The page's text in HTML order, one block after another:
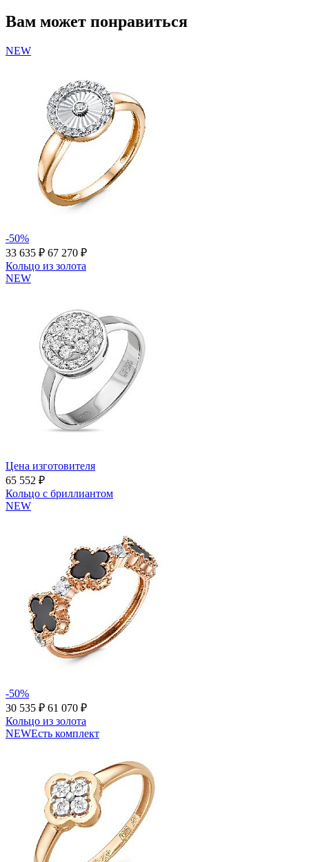
Вам может понравиться
NEW
-50%
33 635 ₽ 67 270 ₽
Кольцо из золота
NEW
Цена изготовителя
65 552 ₽
Кольцо с бриллиантом
NEW
-50%
30 535 ₽ 61 070 ₽
Кольцо из золота
NEWЕсть комплект